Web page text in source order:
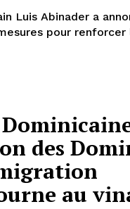
Luis Abinader a
pour
des
au